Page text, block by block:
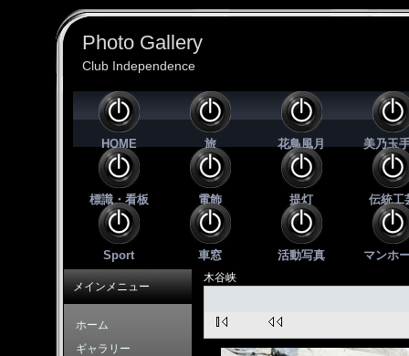
Photo Gallery
Club Independence
HOME 旅 花鳥風月 美乃玉
標識・看板 電飾 提灯 伝統工
Sport 車窓 活動写真 マンホ
木谷峡
メインメニュー
ホーム
ギャラリー